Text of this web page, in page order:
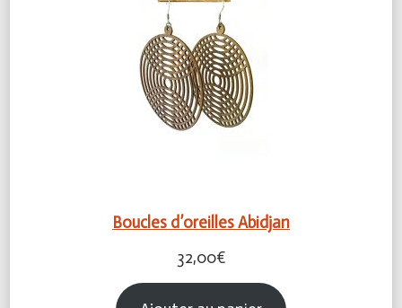
Boucles d’oreilles Abidjan
32,00€